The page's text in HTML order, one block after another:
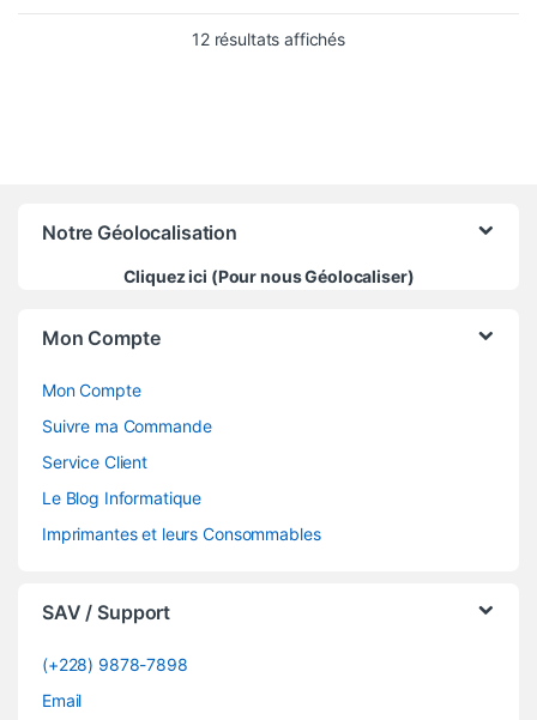
12 résultats affichésTrié du plus récent au
Notre Géolocalisation
Cliquez ici (Pour nous Géolocaliser)
Mon Compte
Mon Compte
Suivre ma Commande
Service Client
Le Blog Informatique
Imprimantes et leurs Consommables
SAV / Support
(+228) 9878-7898
Email